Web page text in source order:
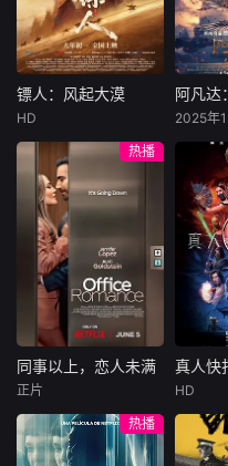
集。姜心羽遭人陷
害，只得与许雁真
结盟，彼时银行欲
将国宝名画低价卖
给外国人，许雁真
仿造名画、偷天换
日。几经波折，两
人联手在各方势力
的夹缝间巧妙周
旋，共历险阻，破
解重重困境。
一天
他留
巨额
人貌
机。
“不
场，
平
镖人：风起大漠
于适
大漠之上，镖人、
官府、西域五大家
族等多方势力盘根
错节、暗潮涌动。
“天字第二号逃犯”
刀马接下特殊押镖
任务，和同伴一起
从西域护镖远赴长
安。不料，他们的
护送对象竟是“天字
郎……天下熙熙皆
为利来，各方势力
镖人：风起大漠
HD
佐
西
影片
与奈
运起
情感
刻描
战火
并共
连的
程，
维度
拉的
阿凡达
2025年
热播
同事以上，恋人未满
布雷特·戈德斯坦
贝蒂·吉尔平
同事以上，恋人未满
正片
真人
阿
杰
真人快
HD
热播